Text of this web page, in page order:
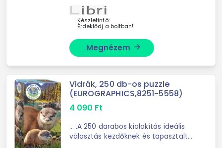
Készletinfó:
Érdeklődj a boltban!
Megnézem arrow_forward
Vidrák, 250 db-os puzzle
(EUROGRAPHICS,8251-5558)
4 090 Ft
... .A 250 darabos kialakítás ideális
választás kezdőknek és tapasztalt